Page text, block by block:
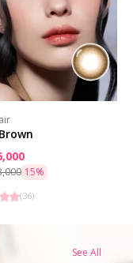
15%
(36)
See All